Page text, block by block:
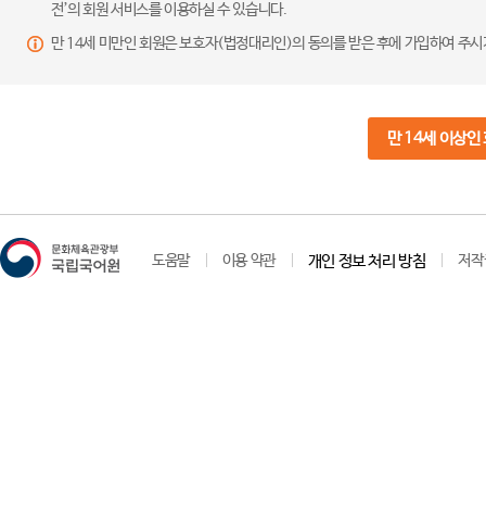
전’의 회원 서비스를 이용하실 수 있습니다.
만 14세 미만인 회원은 보호자(법정대리인)의 동의를 받은 후에 가입하여 주
만 14세 이상인
도움말 이용 약관 개인 정보 처리 방침 저